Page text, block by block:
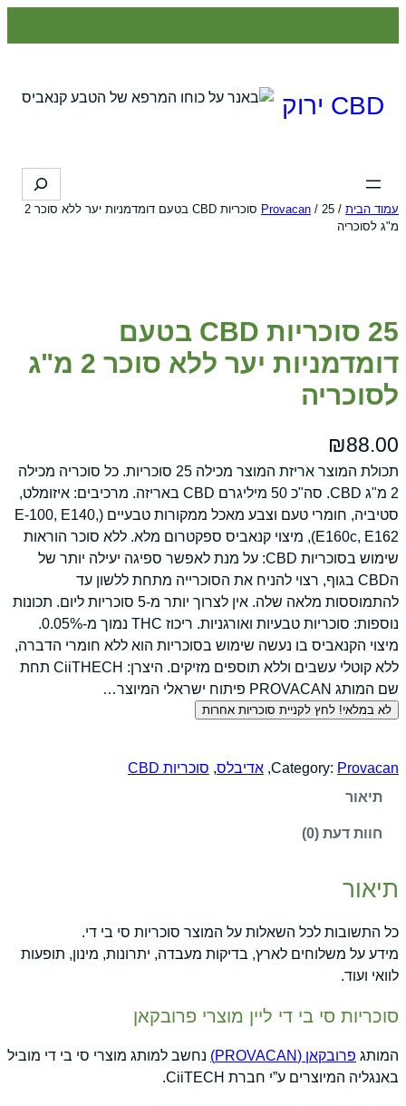
CBD ירוק
Search
עמוד הבית /
Provacan
/ 25 סוכריות CBD בטעם דומדמניות יער ללא סוכר 2
מ"ג לסוכריה
25 סוכריות CBD בטעם
דומדמניות יער ללא סוכר 2 מ"ג
לסוכריה
₪88.00
תכולת המוצר אריזת המוצר מכילה 25 סוכריות. כל סוכריה מכילה
2 מ"ג CBD. סה"כ 50 מיליגרם CBD באריזה. מרכיבים: איזומלט,
סטיביה, חומרי טעם וצבע מאכל ממקורות טבעיים (E-100, E140,
E160c, E162), מיצוי קנאביס ספקטרום מלא. ללא סוכר הוראות
שימוש בסוכריות CBD: על מנת לאפשר ספיגה יעילה יותר של
הCBD בגוף, רצוי להניח את הסוכרייה מתחת ללשון עד
להתמוססות מלאה שלה. אין לצרוך יותר מ-5 סוכריות ליום. תכונות
נוספות: סוכריות טבעיות ואורגניות. ריכוז THC נמוך מ-0.05%.
מיצוי הקנאביס בו נעשה שימוש בסוכריות הוא ללא חומרי הדברה,
ללא קוטלי עשבים וללא תוספים מזיקים. היצרן: CiiTHECH תחת
שם המותג PROVACAN פיתוח ישראלי המיוצר…
לא במלאי! לחץ לקניית סוכריות אחרות
Category: Provacan
, אדיבלס, סוכריות CBD
תיאור
חוות דעת (0)
תיאור
כל התשובות לכל השאלות על המוצר סוכריות סי בי די.
מידע על משלוחים לארץ, בדיקות מעבדה, יתרונות, מינון, תופעות
לוואי ועוד.
סוכריות סי בי די ליין מוצרי פרובקאן
המותג פרובקאן (PROVACAN)
נחשב למותג מוצרי סי בי די מוביל
באנגליה המיוצרים ע”י חברת CiiTECH.